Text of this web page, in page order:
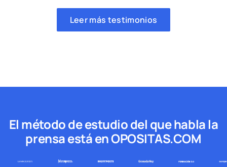
Leer más testimonios
El método de estudio del que habla la
prensa está en OPOSITAS.COM